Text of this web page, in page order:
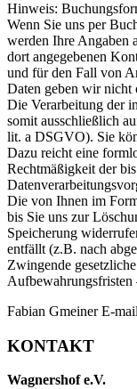
Hinweis:
Wenn Sie uns per
werden Ihre Angaben
dort angegebenen
und für den Fall von
Daten geben wir
Die Verarbeitung der
somit ausschließlich
lit. a DSGVO). Sie
Dazu reicht eine
Rechtmäßigkeit der
Die von Ihnen im
bis Sie uns zur
Speicherung
entfällt (z.B. nach
Zwingende
Aufbewahrungsfristen
Fabian Gmeiner E-
KONTAKT
Wagnershof e.V.